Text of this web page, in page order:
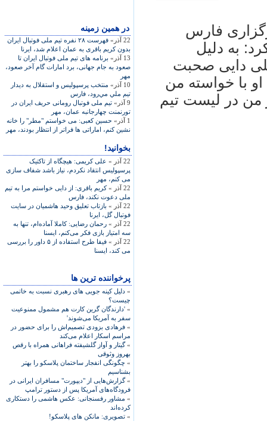
در همين زمينه
22 آذر»
فهرست ۲۸ نفره تيم ملی فوتبال ايران
بدون کريم باقری به عمان اعلام شد، ايرنا
13 آذر»
برنامه های تيم ملی فوتبال ايران تا
صعود به جام جهانی، برد امارات گام آخر صعود،
مهر
10 آذر»
منتخب پرسپوليس و استقلال به ديدار
تيم ملي مي‌رود، فارس
9 آذر»
تيم ملی فوتبال رومانی حريف ايران در
تورنمنت چهارجانبه عمان، مهر
1 آذر»
حسين کعبی: می خواستم "مطر" را خانه
نشين کنم، اماراتی ها فراتر از انتظار بودند، مهر
بخوانید!
22 آذر »
علی کريمی: هيچگاه از تاکتيک
پرسپوليس انتقاد نکردم، نياز باشد شفاف سازی
می کنم، مهر
22 آذر »
کريم باقری: از دايی خواستم مرا به تيم
ملی دعوت نکند، فارس
22 آذر »
بازتاب تعليق وحيد هاشميان در سايت
فوتبال گل، ايرنا
22 آذر »
رحمان رضايی: کاملا آماده‌ام، تنها به
سه امتياز بازی فکر می‌کنم، ايسنا
22 آذر »
فيفا طرح استفاده از ۵ داور را بررسی
می کند، ايسنا
پرخواننده ترین ها
» دلیل کینه جویی های رهبری نسبت به خاتمی
چیست؟
» 'دارندگان گرین کارت هم مشمول ممنوعیت
سفر به آمریکا می‌شوند'
» فرهادی بزودی تصمیم‌اش را برای حضور در
مراسم اسکار اعلام می‌کند
»گیتار و آواز گلشیفته فراهانی همراه با رقص
بهروز وثوقی
» چگونگی انفجار ساختمان پلاسکو را بهتر
بشناسیم
»گزارش‌هایی از "دیپورت" مسافران ایرانی در
فرودگاه‌های آمریکا پس از دستور ترامپ
» مشاور رفسنجانی: عکس هاشمی را دستکاری
کرده‌اند
» تصویری: مانکن های پلاسکو!
فارس
به دليل
دايی صحبت
با خواسته من
من در ليست تيم